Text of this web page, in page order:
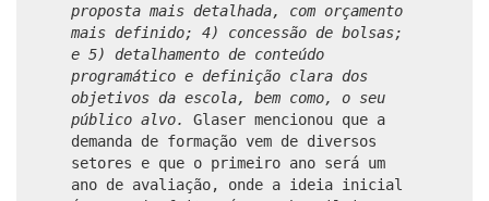
proposta mais detalhada, com orçamento
mais definido;
4) concessão de bolsas;
e 5) detalhamento de conteúdo
programático e definição clara dos
objetivos da escola, bem como, o seu
público alvo. Glaser mencionou que a
demanda de formação vem de diversos
setores e que o primeiro ano será um
ano de avaliação, onde a ideia inicial